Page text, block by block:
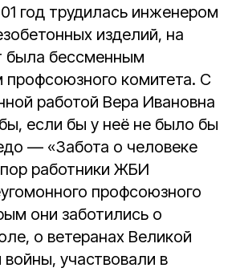
год трудилась инженером
изделий, на
была бессменным
профсоюзного комитета. С
работой Вера Ивановна
если бы у неё не было бы
— «Забота о человеке
работники ЖБИ
профсоюзного
они заботились о
о ветеранах Великой
участвовали в